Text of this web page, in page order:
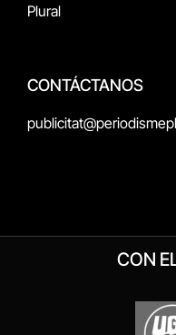
Plural
CONTÁCTANOS
CON